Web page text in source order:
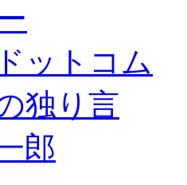
ットコム
独り言
郎